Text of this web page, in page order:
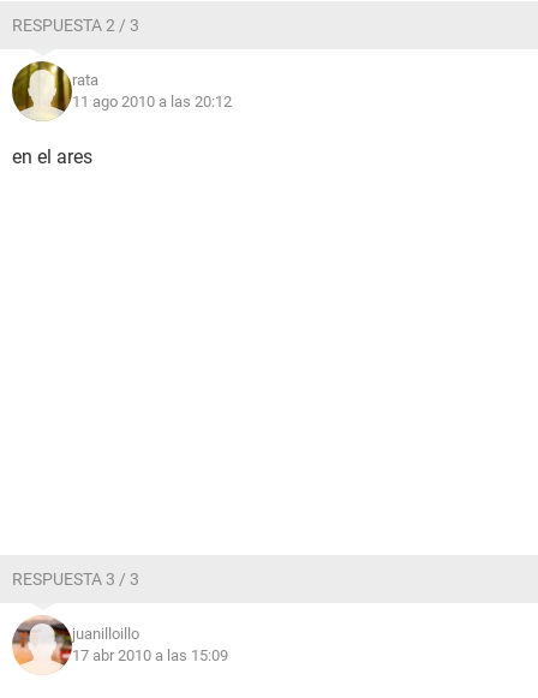
RESPUESTA 2 / 3
rata
11 ago 2010 a las 20:12
en el ares
RESPUESTA 3 / 3
juanilloillo
17 abr 2010 a las 15:09